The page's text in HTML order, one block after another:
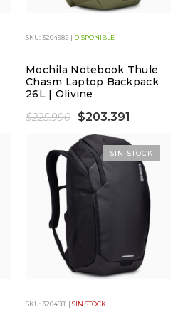
SKU: 3204982 | DISPONIBLE
Mochila Notebook Thule
Chasm Laptop Backpack
26L | Olivine
$225.990
$203.391
SKU: 3204981 | SIN STOCK
SIN STOCK